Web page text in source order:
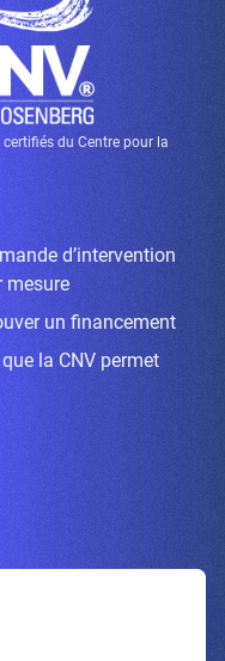
du Centre pour la
d’intervention
mesure
un financement
que la CNV permet